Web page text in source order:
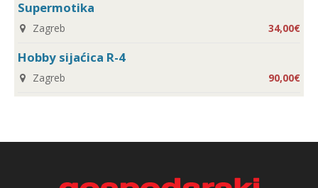
Supermotika
Zagreb 34,00€
Hobby sijaćica R-4
Zagreb 90,00€